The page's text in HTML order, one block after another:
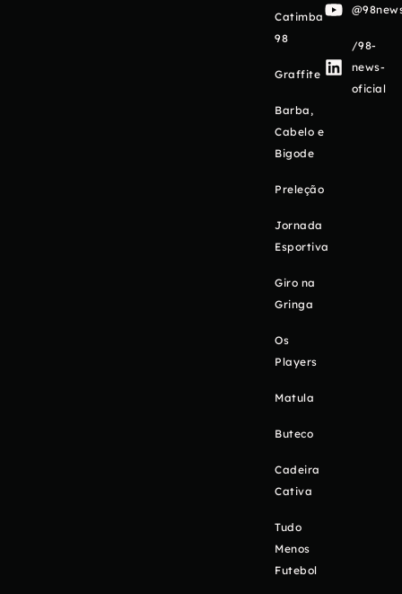
Catimba
98
Graffite
Barba,
Cabelo e
Bigode
Preleção
Jornada
Esportiva
Giro na
Gringa
Os
Players
Matula
Buteco
Cadeira
Cativa
Tudo
Menos
Futebol
/98-
news-
oficial